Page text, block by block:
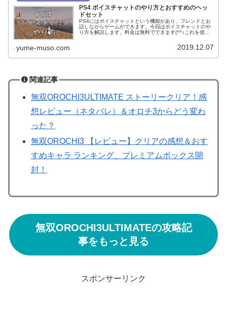
PS4 ボイスチャットのやり方とおすすめのヘッ
ドセット
PS4にはボイスチャットという機能があり、フレンドとお
話しながらゲームができます。今回はボイスチャットのや
り方を解説します。料金は無料でできます(^^♪これを使わ
yume-muso.com 2019.12.07
関連記事
無双OROCHI3ULTIMATE ストーリークリア！感
想レビュー（ネタバレ）＆オロチ3からどう変わ
った？
無双OROCHI3 【レビュー】クリアの感想＆おす
すめキャラ ランキング、プレミアムボックス開
封！
無双OROCHI3ULTIMATEの攻略記
事をもっと見る
スポンサーリンク